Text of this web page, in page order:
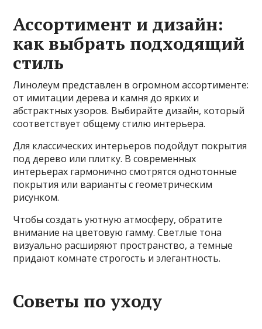
Ассортимент и дизайн:
как выбрать подходящий
стиль
Линолеум представлен в огромном ассортименте:
от имитации дерева и камня до ярких и
абстрактных узоров. Выбирайте дизайн, который
соответствует общему стилю интерьера.
Для классических интерьеров подойдут покрытия
под дерево или плитку. В современных
интерьерах гармонично смотрятся однотонные
покрытия или варианты с геометрическим
рисунком.
Чтобы создать уютную атмосферу, обратите
внимание на цветовую гамму. Светлые тона
визуально расширяют пространство, а темные
придают комнате строгость и элегантность.
Советы по уходу